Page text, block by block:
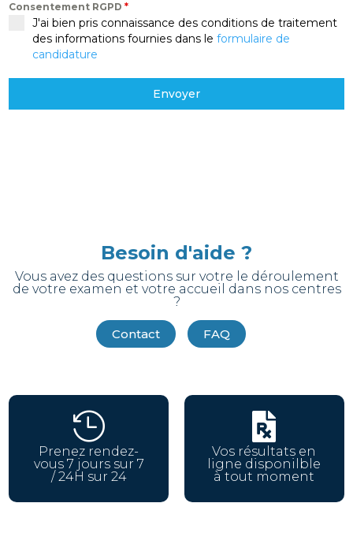
Consentement RGPD*
J'ai bien pris connaissance des conditions de traitement
des informations fournies dans leformulaire de
candidature
Envoyer
Besoin d'aide ?
Vous avez des questions sur votre le déroulement
de votre examen et votre accueil dans nos centres
?
Contact FAQ

Prenez rendez-
vous 7 jours sur 7
/ 24H sur 24

Vos résultats en
ligne disponilble
à tout moment